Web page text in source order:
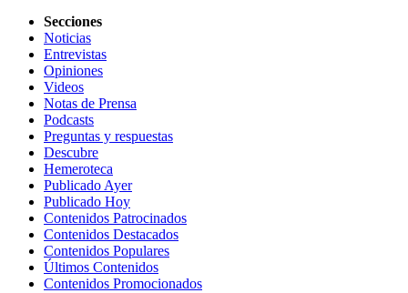
Secciones
Noticias
Entrevistas
Opiniones
Videos
Notas de Prensa
Podcasts
Preguntas y respuestas
Descubre
Hemeroteca
Publicado Ayer
Publicado Hoy
Contenidos Patrocinados
Contenidos Destacados
Contenidos Populares
Últimos Contenidos
Contenidos Promocionados